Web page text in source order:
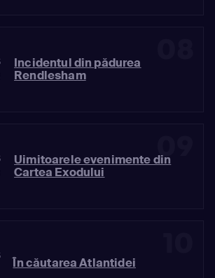
Incidentul din pădurea
Rendlesham
09
Uimitoarele evenimente din
Cartea Exodului
În căutarea Atlantidei